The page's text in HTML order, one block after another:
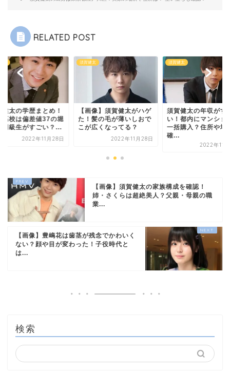
RELATED POST
健太の学歴まとめ！
高校は偏差値37の堀
同級生がすごい？...
2022年11月28日
須賀健太
【画像】須賀健太がハゲ
た！髪の毛が薄いしおで
こが広くなってる？
2022年11月28日
須賀健太
須賀健太の年収がす
い！都内にマンショ
一括購入？住所や場
確...
2022年11
【画像】須賀健太の家族構成を確認！
姉・さくらは超絶美人？父親・母親の職
業...
【画像】豊嶋花は歯茎が残念でかわいく
ない？顔や目が変わった！子役時代と
は...
検索